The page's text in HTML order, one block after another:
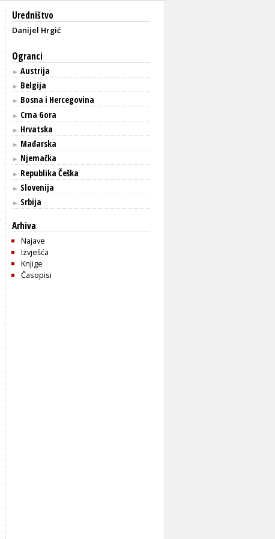
Uredništvo
Danijel Hrgić
Ogranci
► Austrija
► Belgija
► Bosna i Hercegovina
► Crna Gora
► Hrvatska
► Mađarska
► Njemačka
► Republika Češka
► Slovenija
► Srbija
Arhiva
Najave
Izvješća
Knjige
Časopisi